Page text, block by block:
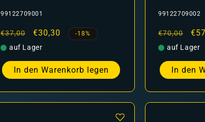
99122709001
Normaler
Preis
€37,00 Verkaufspreis
€30,30 -18%
auf Lager
In den Warenkorb legen
99122709002
Normaler
Preis
€70,00
auf Lager
In den